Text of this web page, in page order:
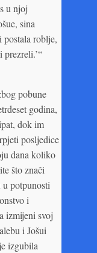
u njoj
sina
roblje,
prezreli.’“
pobune
godina,
dok im
posljedice
dana koliko
što znači
potpunosti
i
izmijeni svoj
i Jošui
izgubila